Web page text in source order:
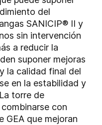
del
SANICIP® II y
sin intervención
a reducir la
suponer mejoras
la calidad final del
en la estabilidad y
La torre de
con
GEA que mejoran